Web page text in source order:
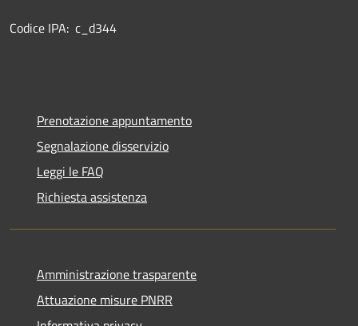
Codice IPA: c_d344
Prenotazione appuntamento
Segnalazione disservizio
Leggi le FAQ
Richiesta assistenza
Amministrazione trasparente
Attuazione misure PNRR